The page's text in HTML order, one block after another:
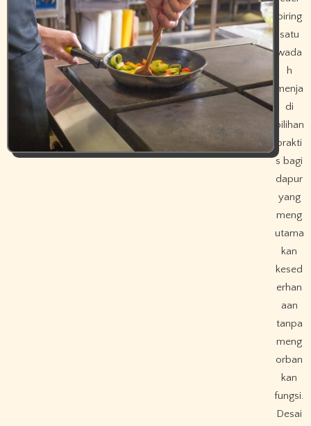
piring
satu
wada
h
menja
di
pilihan
prakti
s bagi
dapur
yang
meng
utama
kan
kesed
erhan
aan
tanpa
meng
orban
kan
fungsi.
Desai